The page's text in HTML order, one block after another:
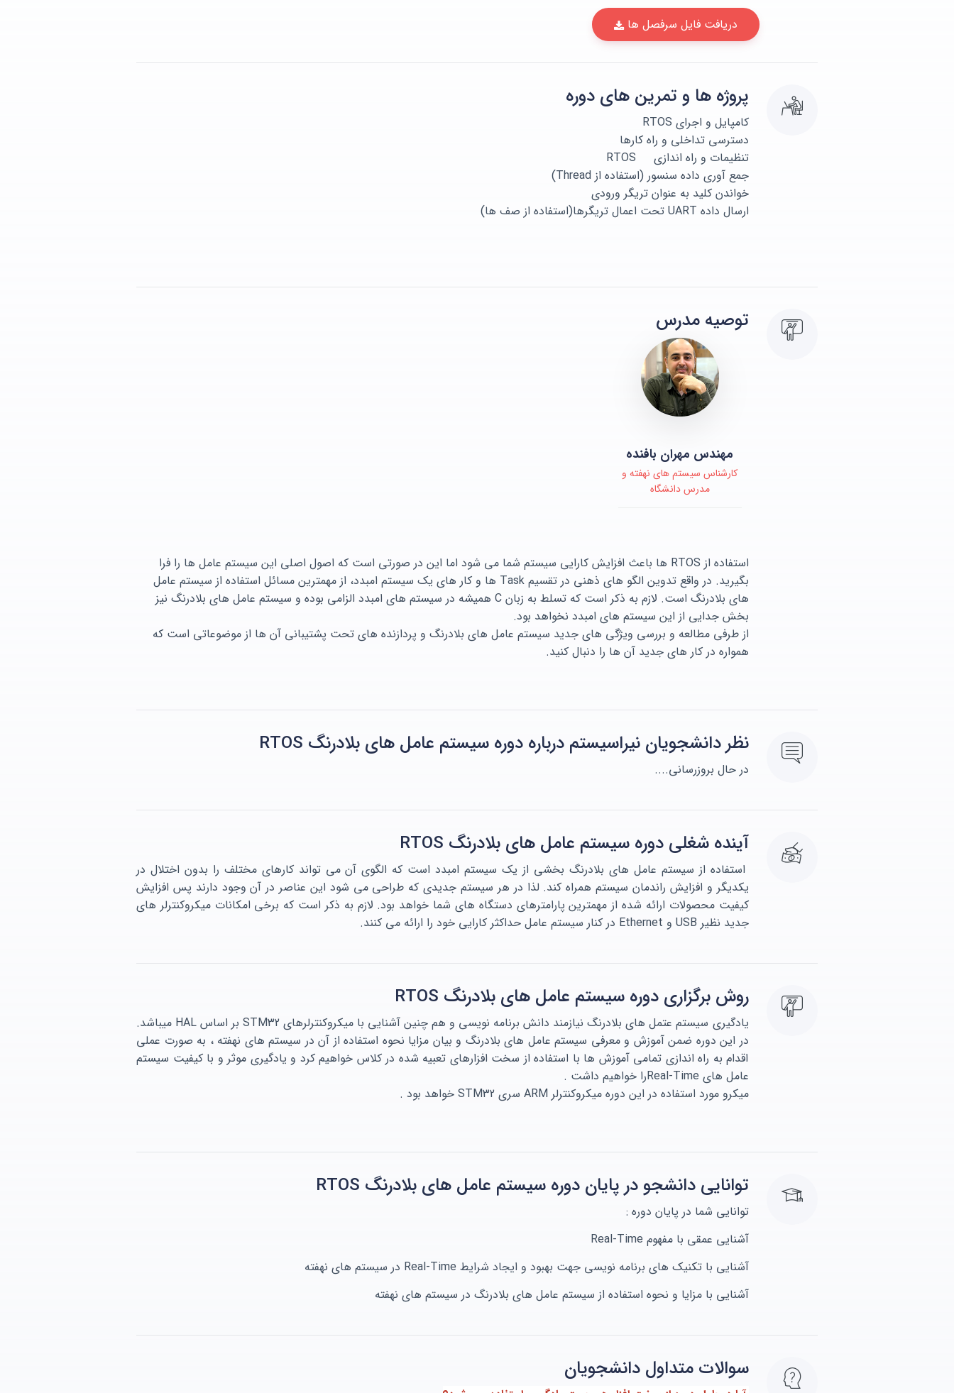
دریافت فایل سرفصل ها
پروژه ها و تمرین های دوره
کامپایل و اجرای RTOS
دسترسی تداخلی و راه کارها
تنظیمات و راه اندازی RTOS
جمع آوری داده سنسور (استفاده از Thread)
خواندن کلید به عنوان تریگر ورودی
ارسال داده UART تحت اعمال تریگرها(استفاده از صف ها)
توصیه مدرس
مهندس مهران بافنده
کارشناس سیستم های نهفته و
مدرس دانشگاه
استفاده از RTOS ها باعث افزایش کارایی سیستم شما می شود اما این در صورتی است که اصول اصلی این سیستم عامل ها را فرا
بگیرید. در واقع تدوین الگو های ذهنی در تقسیم Task ها و کار های یک سیستم امبدد، از مهمترین مسائل استفاده از سیستم عامل
های بلادرنگ است. لازم به ذکر است که تسلط به زبان C همیشه در سیستم های امبدد الزامی بوده و سیستم عامل های بلادرنگ نیز
بخش جدایی از این سیستم های امبدد نخواهد بود.
از طرفی مطالعه و بررسی ویژگی های جدید سیستم عامل های بلادرنگ و پردازنده های تحت پشتیبانی آن ها از موضوعاتی است که
همواره در کار های جدید آن ها را دنبال کنید.
نظر دانشجویان نیراسیستم درباره دوره سیستم عامل های بلادرنگ RTOS
در حال بروزرسانی....
آینده شغلی دوره سیستم عامل های بلادرنگ RTOS
استفاده از سیستم عامل های بلادرنگ بخشی از یک سیستم امبدد است که الگوی آن می تواند کارهای مختلف را بدون اختلال در
یکدیگر و افزایش راندمان سیستم همراه کند. لذا در هر سیستم جدیدی که طراحی می شود این عناصر در آن وجود دارند پس افزایش
کیفیت محصولات ارائه شده از مهمترین پارامترهای دستگاه های شما خواهد بود. لازم به ذکر است که برخی امکانات میکروکنترلر های
جدید نظیر USB و Ethernet در کنار سیستم عامل حداکثر کارایی خود را ارائه می کنند.
روش برگزاری دوره سیستم عامل های بلادرنگ RTOS
یادگیری سیستم عتمل های بلادرنگ نیازمند دانش برنامه نویسی و هم چنین آشنایی با میکروکنترلرهای STM32 بر اساس HAL میباشد.
در این دوره ضمن آموزش و معرفی سیستم عامل های بلادرنگ و بیان مزایا نحوه استفاده از آن در سیستم های نهفته ، به صورت عملی
اقدام به راه اندازی تمامی آموزش ها با استفاده از سخت افزارهای تعبیه شده در کلاس خواهیم کرد و یادگیری موثر و با کیفیت سیستم
عامل های Real-Timeرا خواهیم داشت .
میکرو مورد استفاده در این دوره میکروکنترلر ARM سری STM32 خواهد بود .
توانایی دانشجو در پایان دوره سیستم عامل های بلادرنگ RTOS
توانایی شما در پایان دوره :
آشنایی عمقی با مفهوم Real-Time
آشنایی با تکنیک های برنامه نویسی جهت بهبود و ایجاد شرایط Real-Time در سیستم های نهفته
آشنایی با مزایا و نحوه استفاده از سیستم عامل های بلادرنگ در سیستم های نهفته
سوالات متداول دانشجویان